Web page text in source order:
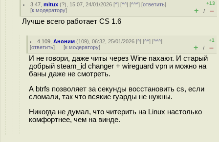
3.47 ,mltux (?), 15:07, 24/01/2026 [^] [^^] [^^^] [ответить]
[к модератору]
+13
+ / –
Лучше всего работает CS 1.6
4.109 ,Аноним (109), 06:32, 25/01/2026 [^] [^^] [^^^]
[ответить] [к модератору]
+1
+ / –
И не говори, даже читы через Wine пахают. И старый
добрый steam_id changer + wireguard vpn и можно на
баны даже не смотреть.
А btrfs позволяет за секунды восстановить cs, если
сломали, так что всякие гуарды не нужны.
Никогда не думал, что читерить на Linux настолько
комфортнее, чем на винде.